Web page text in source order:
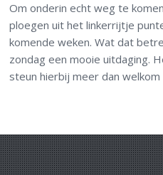
Om onderin echt weg te
ploegen uit het linkerrijtje
komende weken. Wat dat
zondag een mooie uitdaging.
steun hierbij meer dan